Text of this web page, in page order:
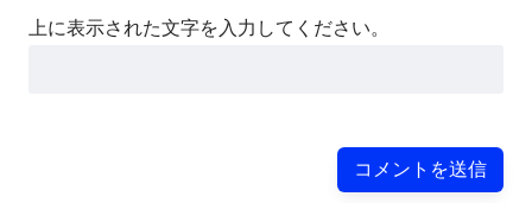
上に表示された文字を入力してください。